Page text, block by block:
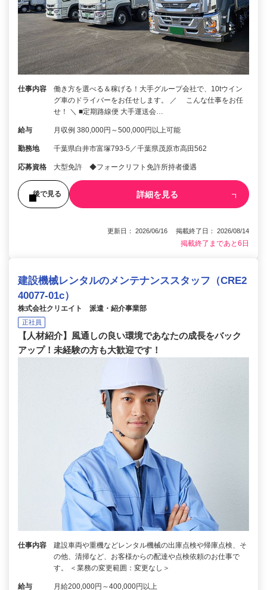
仕事内容
働き方を選べる＆稼げる！大手グループ会社で、10tウイン
グ車のドライバーをお任せします。 ／ こんな仕事をお任
せ！ ＼ ■定期路線便 大手運送会…
給与 月収例 380,000円～500,000円以上可能
勤務地 千葉県白井市富塚793-5／千葉県茂原市高田562
応募資格 大型免許 ◆フォークリフト免許所持者優遇
後で見る 詳細を見る
更新日： 2026/06/16 掲載終了日： 2026/08/14
掲載終了まであと6日
建設機械レンタルのメンテナンススタッフ（CRE2
40077-01c）
株式会社クリエイト 派遣・紹介事業部
正社員
【人材紹介】風通しの良い環境であなたの成長をバック
アップ！未経験の方も大歓迎です！
仕事内容
建設車両や重機などレンタル機械の出庫点検や帰庫点検、そ
の他、清掃など、お客様からの配達や点検依頼のお仕事で
す。 ＜業務の変更範囲：変更なし＞
給与 月給200,000円～400,000円以上